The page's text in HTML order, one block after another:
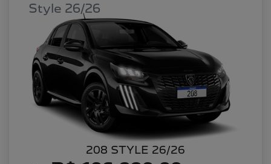
Style 26/26
208 STYLE 26/26